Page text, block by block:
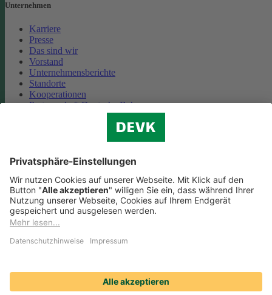
Unternehmen
Karriere
Presse
Das sind wir
Vorstand
Unternehmensberichte
Standorte
Kooperationen
Partnerschaft Deutsche Bahn
Cookie-Einstellungen
Datenschutz
Impressum
Streitbeilegung
Nutzungshinweise
Compliance